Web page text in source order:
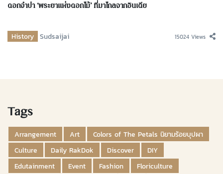
ดอกจำปา ‘พระยาแห่งดอกไม้’ ที่มาไกลจากอินเดีย
History Sudsaijai 15024 Views
Tags
Arrangement Art
Colors of The Petals นิยามร้อยบุปผา
Culture
Daily RakDok Discover
DIY
Edutainment
Event Fashion
Floriculture